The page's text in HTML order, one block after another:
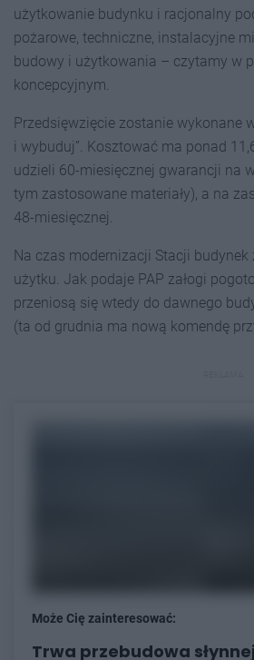
użytkowanie budynku i racjonalny
pożarowe, techniczne, instalacyjne
budowy i użytkowania – czytamy w
koncepcyjnym.
Przedsięwzięcie zostanie wykonane
i wybuduj”. Kosztować ma ponad
udzieli 60-miesięcznej gwarancji na
tym zastosowane materiały), a na
48-miesięcznej.
Na czas modernizacji Stacji budynek
użytku. Jak podaje PAP załogi
przeniosą się wtedy do dawnego
(ta od grudnia ma nową komendę
Może Cię zainteresować:
Trwa przebudowa